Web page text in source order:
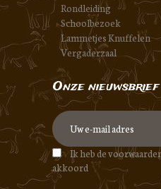
Rondleiding
Schoolbezoek
Lammetjes Knuffelen
Vergaderzaal
Onze nieuwsbrief
Ik heb de
akkoord